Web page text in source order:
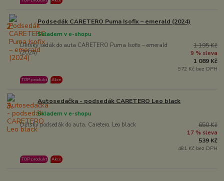
2. Podsedák CARETERO Puma Isofix – emerald (2024)
Dětský sedák do auta CARETERO Puma Isofix – emerald
(2024)
Skladem v e-shopu
TOP produkt Akce
1 195 Kč
9 % sleva
1 089 Kč
972 Kč bez DPH
3. Autosedačka - podsedák CARETERO Leo black
Dětský podsedák do auta, Caretero, Leo black
Skladem v e-shopu
TOP produkt Akce
650 Kč
17 % sleva
539 Kč
481 Kč bez DPH